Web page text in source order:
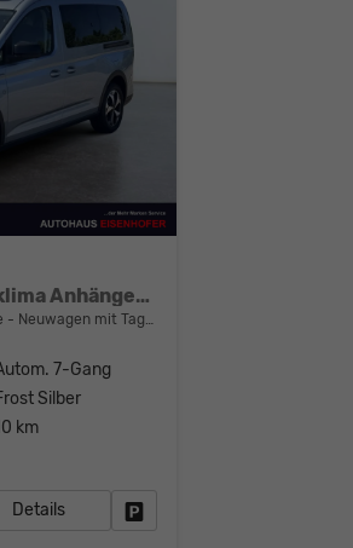
Active 2,0 7 Sitzer 2Zoklima Anhängerkupplung Panoramadach AGR Sitze Sitzheizung Einparkhilfe Kamera 17 Zoll Leichtmetall ACC
Neuwagen mit Tageszulassung
7-Gang
Silber
km
Details